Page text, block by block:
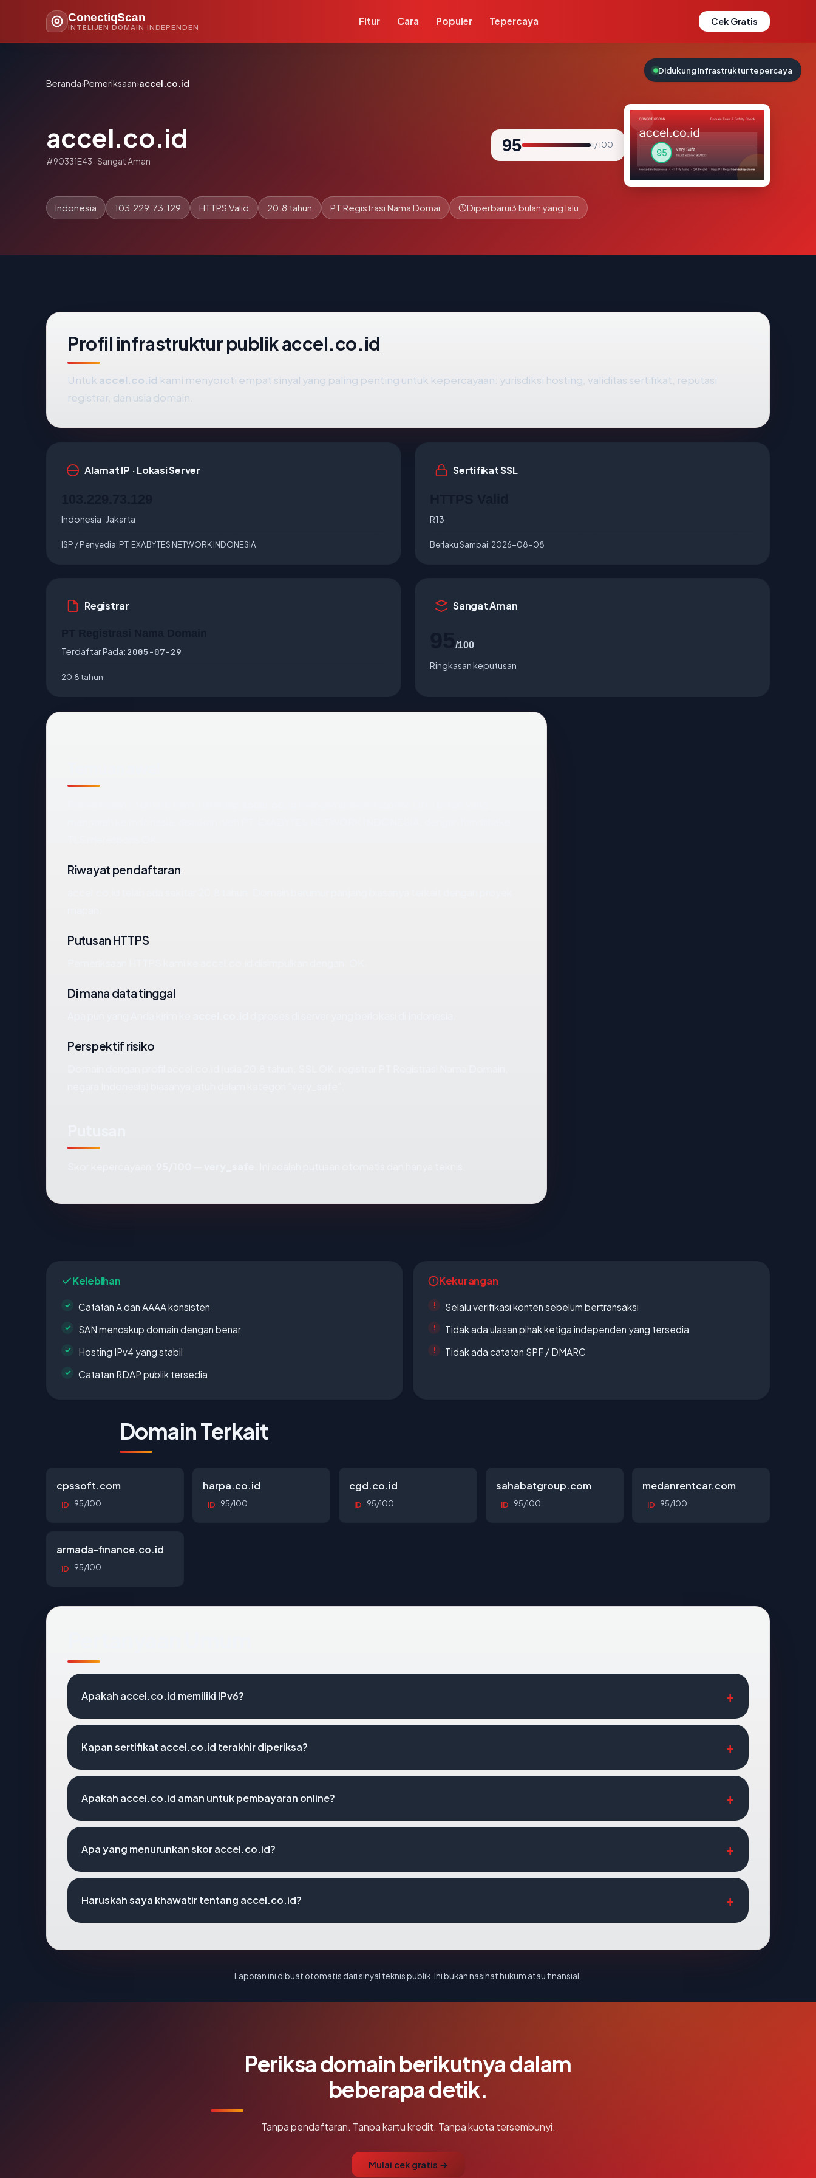
ConectiqScan
INTELIJEN DOMAIN INDEPENDEN
Fitur Cara Populer Tepercaya Cek Gratis
Beranda›Pemeriksaan›accel.co.id
accel.co.id
#90331E43 · Sangat Aman
95 / 100
Indonesia 103.229.73.129 HTTPS Valid 20.8 tahun PT Registrasi Nama Domai Diperbarui3 bulan yang lalu
Profil infrastruktur publik accel.co.id
Untuk accel.co.id kami menyoroti empat sinyal yang paling penting untuk kepercayaan: yurisdiksi hosting, validitas sertifikat, reputasi
registrar, dan usia domain.
Alamat IP · Lokasi Server
Indonesia · Jakarta
ISP / Penyedia: PT. EXABYTES NETWORK INDONESIA
Sertifikat SSL
R13
Berlaku Sampai: 2026-08-08
Registrar
Terdaftar Pada: 2005-07-29
20.8 tahun
Sangat Aman
/100
Ringkasan keputusan
Riwayat pendaftaran
Putusan HTTPS
Di mana data tinggal
Perspektif risiko
Kelebihan
Catatan A dan AAAA konsisten
SAN mencakup domain dengan benar
Hosting IPv4 yang stabil
Catatan RDAP publik tersedia
Kekurangan
Selalu verifikasi konten sebelum bertransaksi
Tidak ada ulasan pihak ketiga independen yang tersedia
Tidak ada catatan SPF / DMARC
Domain Terkait
cpssoft.com
ID 95/100
harpa.co.id
ID 95/100
cgd.co.id
ID 95/100
sahabatgroup.com
ID 95/100
medanrentcar.com
ID 95/100
armada-finance.co.id
ID 95/100
Apakah accel.co.id memiliki IPv6?
Kapan sertifikat accel.co.id terakhir diperiksa?
Apakah accel.co.id aman untuk pembayaran online?
Apa yang menurunkan skor accel.co.id?
Haruskah saya khawatir tentang accel.co.id?
Laporan ini dibuat otomatis dari sinyal teknis publik. Ini bukan nasihat hukum atau finansial.
Periksa domain berikutnya dalam
beberapa detik.
Tanpa pendaftaran. Tanpa kartu kredit. Tanpa kuota tersembunyi.
Mulai cek gratis →
Didukung infrastruktur tepercaya